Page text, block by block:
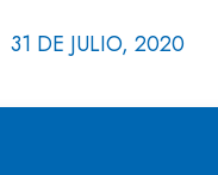
31 DE JULIO, 2020